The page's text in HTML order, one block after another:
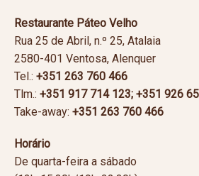
Restaurante Páteo Velho
Rua 25 de Abril, n.º 25, Atalaia
2580-401 Ventosa, Alenquer
Tel.: +351 263 760 466
Tlm.: +351 917 714 123; +351 926
Take-away: +351 263 760 466
Horário
De quarta-feira a sábado